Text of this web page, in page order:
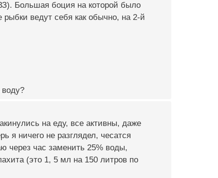
Большая боция на которой было
ведут себя как обычно, на 2-й
воду?
на еду, все активны, даже
я ничего не разглядел, чесатся
через час заменить 25% воды,
(это 1, 5 мл на 150 литров по